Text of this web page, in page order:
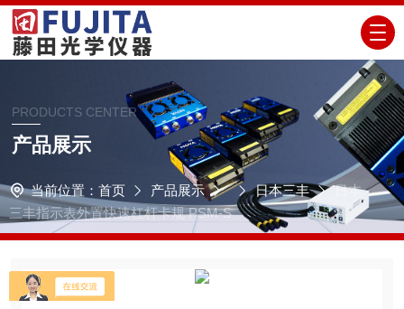
PRODUCTS CENTER
产品展示
当前位置： 首页 产品展示 日本三丰
日本
三丰指示表外置快速杠杆卡规 PSM-S